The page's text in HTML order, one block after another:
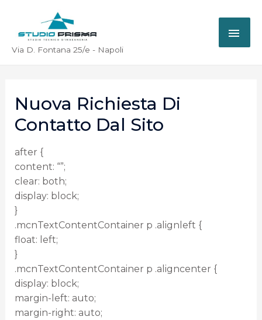
Via D. Fontana 25/e - Napoli
Nuova Richiesta Di
Contatto Dal Sito
after {
content: “”;
clear: both;
display: block;
}
.mcnTextContentContainer p .alignleft {
float: left;
}
.mcnTextContentContainer p .aligncenter {
display: block;
margin-left: auto;
margin-right: auto;